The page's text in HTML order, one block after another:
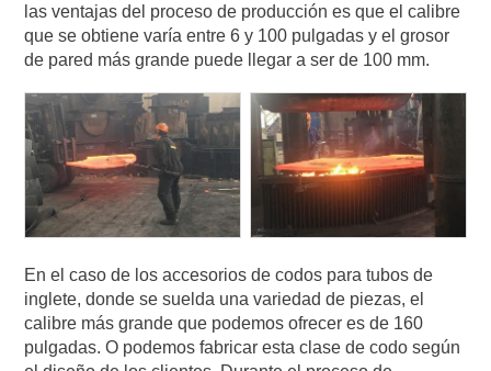
las ventajas del proceso de producción es que el calibre
que se obtiene varía entre 6 y 100 pulgadas y el grosor
de pared más grande puede llegar a ser de 100 mm.
En el caso de los accesorios de codos para tubos de
inglete, donde se suelda una variedad de piezas, el
calibre más grande que podemos ofrecer es de 160
pulgadas. O podemos fabricar esta clase de codo según